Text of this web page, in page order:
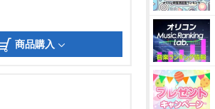
商品購入